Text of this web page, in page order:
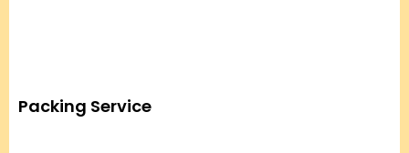
Packing Service